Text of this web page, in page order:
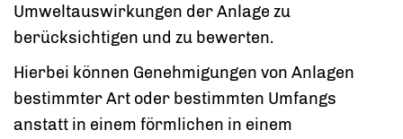
Umweltauswirkungen der Anlage zu
berücksichtigen und zu bewerten.
Hierbei können Genehmigungen von Anlagen
bestimmter Art oder bestimmten Umfangs
anstatt in einem förmlichen in einem